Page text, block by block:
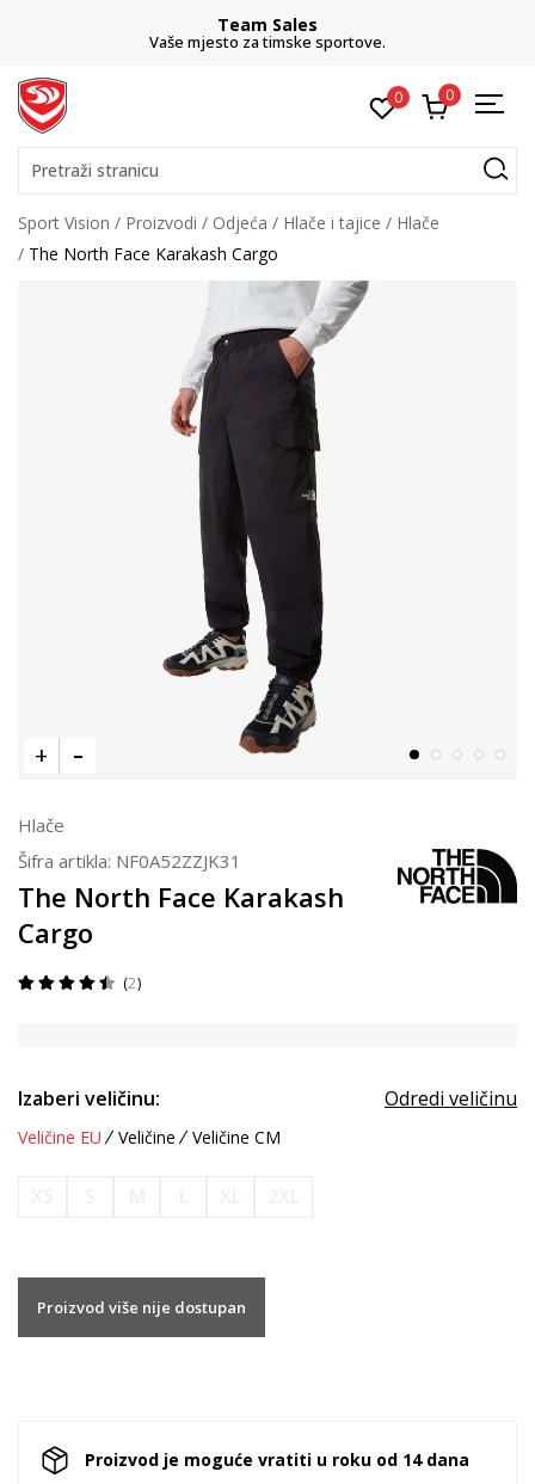
Team Sales
Vaše mjesto za timske sportove.
0 0
Pretraži stranicu
Sport Vision Proizvodi Odjeća Hlače i tajice
Hlače
The North Face Karakash Cargo
Hlače
Šifra artikla: NF0A52ZZJK31
The North Face Karakash
Cargo
2
Izaberi veličinu: Odredi veličinu
Veličine EU Veličine Veličine CM
Proizvod više nije dostupan
Proizvod je moguće vratiti u roku od 14 dana